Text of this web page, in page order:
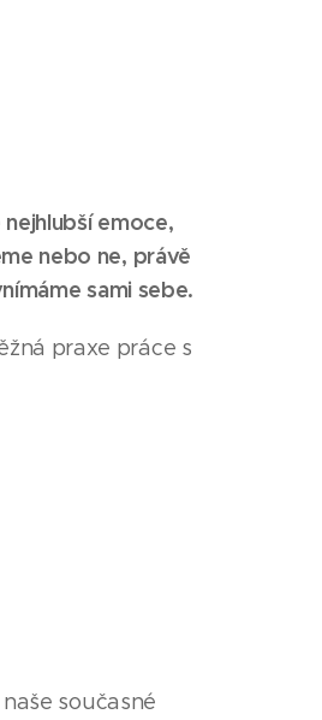
emoce,
nebo ne, právě
sami sebe.
praxe práce s
současné